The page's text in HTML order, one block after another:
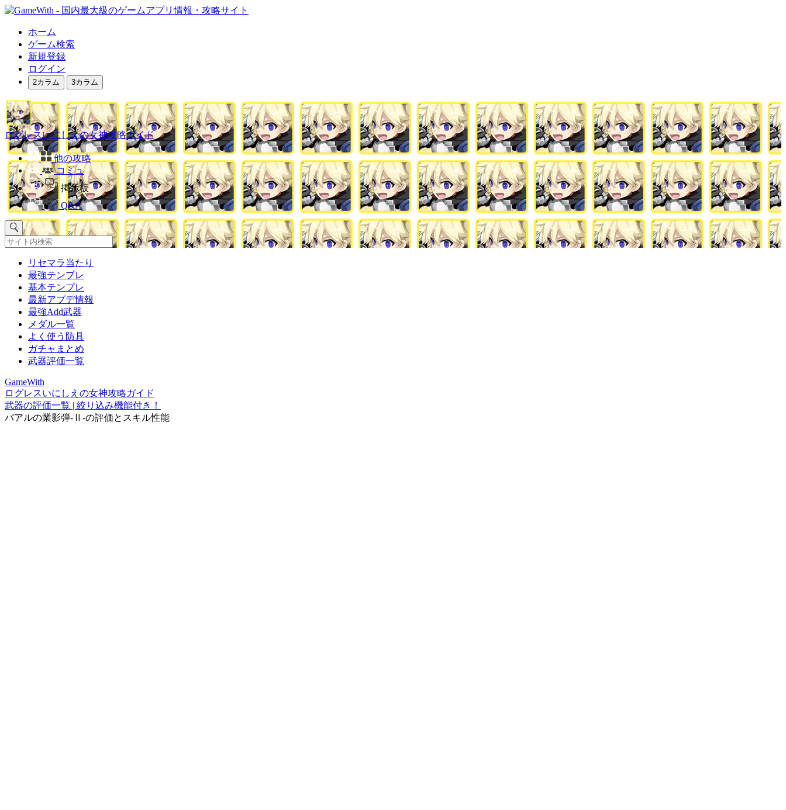
ホーム
ゲーム検索
新規登録
ログイン
2カラム 3カラム
ログレスいにしえの女神攻略ガイド
他の攻略
コミュ
掲示板
Q&A
リセマラ当たり
最強テンプレ
基本テンプレ
最新アプデ情報
最強Add武器
メダル一覧
よく使う防具
ガチャまとめ
武器評価一覧
GameWith
ログレスいにしえの女神攻略ガイド
武器の評価一覧 | 絞り込み機能付き！
バアルの業影弾-Ⅱ-の評価とスキル性能